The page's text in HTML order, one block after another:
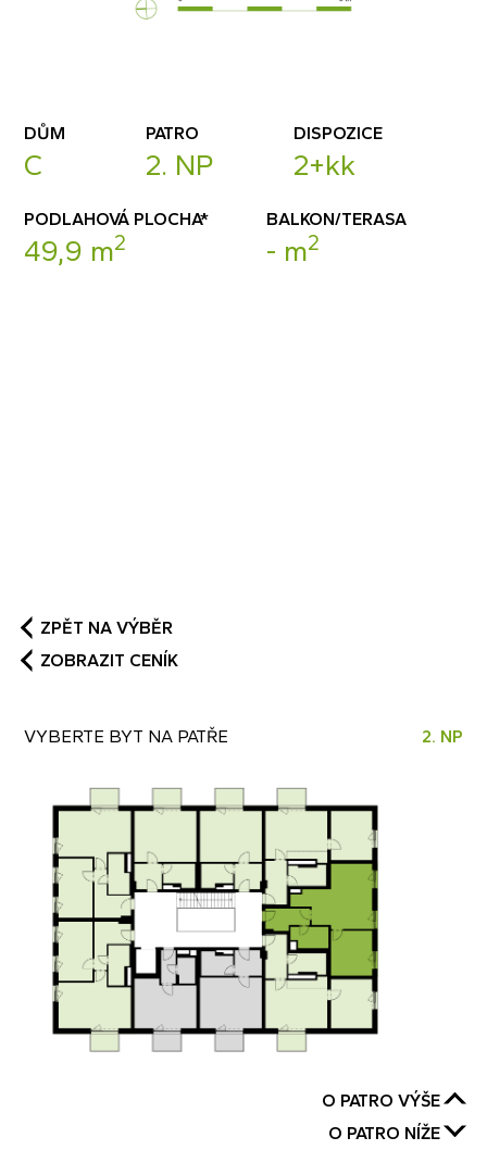
DŮM
C
PATRO
2. NP
DISPOZICE
2+kk
PODLAHOVÁ PLOCHA*
49,9 m2
BALKON/TERASA
- m2
ZPĚT NA VÝBĚR
ZOBRAZIT CENÍK
VYBERTE BYT NA PATŘE 2. NP
O PATRO VÝŠE
O PATRO NÍŽE